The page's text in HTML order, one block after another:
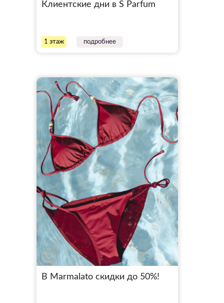
Клиентские дни в S Parfum
1 этаж подробнее
В Marmalato скидки до 50%!